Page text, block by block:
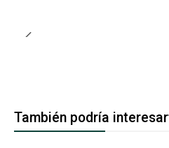
También podría